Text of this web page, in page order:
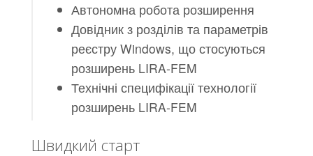
Автономна робота розширення
Довідник з розділів та параметрів
реєстру Windows, що стосуються
розширень LIRA-FEM
Технічні специфікації технології
розширень LIRA-FEM
Швидкий старт